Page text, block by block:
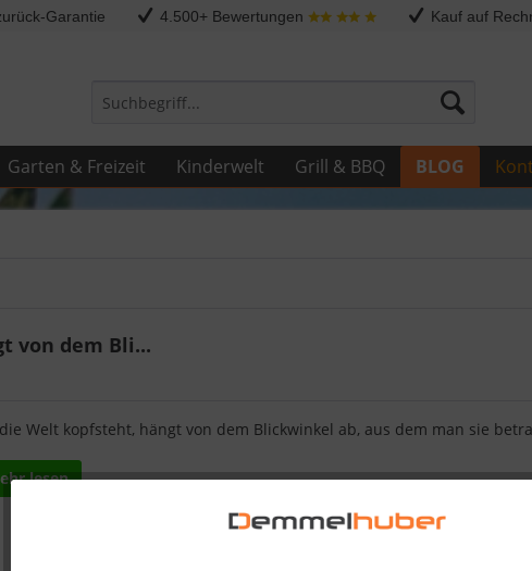
Garantie 4.500+ Bewertungen Kauf auf
Garten & Freizeit Kinderwelt Grill & BBQ BLOG
von dem Bli...
Welt kopfsteht, hängt von dem Blickwinkel ab, aus dem man sie
lesen